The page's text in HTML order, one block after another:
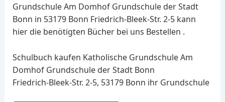
Grundschule Am Domhof Grundschule der Stadt
Bonn in 53179 Bonn Friedrich-Bleek-Str. 2-5 kann
hier die benötigten Bücher bei uns Bestellen .
Schulbuch kaufen Katholische Grundschule Am
Domhof Grundschule der Stadt Bonn
Friedrich-Bleek-Str. 2-5, 53179 Bonn ihr Grundschule